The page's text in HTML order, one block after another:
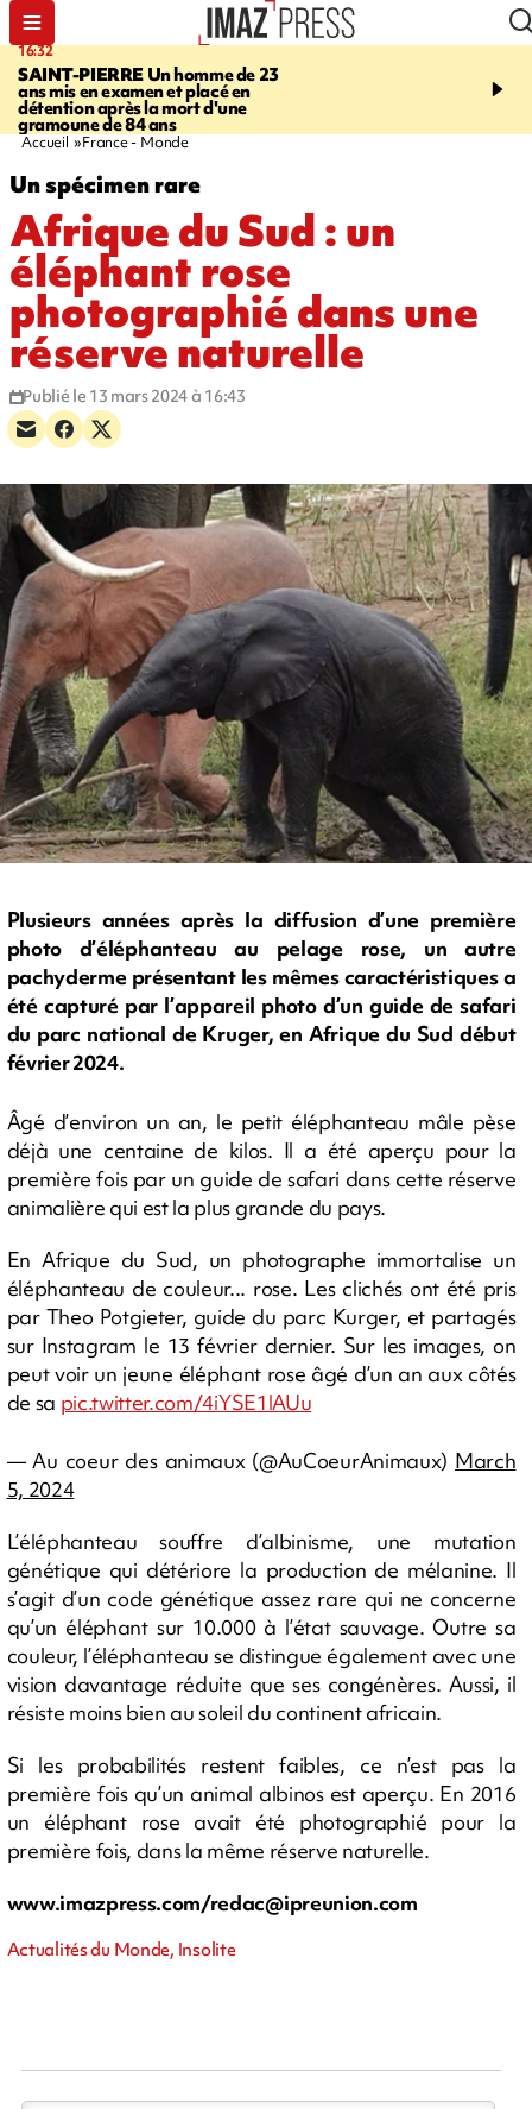
16:32
SAINT-PIERREUn homme de 23
ans mis en examen et placé en
détention après la mort d'une
gramoune de 84 ans
21:08
et Turquie scellent un
Accueil France - Monde
Un spécimen rare
Afrique du Sud : un
éléphant rose
photographié dans une
réserve naturelle
Publié le 13 mars 2024 à 16:43
Plusieurs années après la diffusion d’une première
photo d’éléphanteau au pelage rose, un autre
pachyderme présentant les mêmes caractéristiques a
été capturé par l’appareil photo d’un guide de safari
du parc national de Kruger, en Afrique du Sud début
février 2024.
Âgé d’environ un an, le petit éléphanteau mâle pèse
déjà une centaine de kilos. Il a été aperçu pour la
première fois par un guide de safari dans cette réserve
animalière qui est la plus grande du pays.
En Afrique du Sud, un photographe immortalise un
éléphanteau de couleur... rose. Les clichés ont été pris
par Theo Potgieter, guide du parc Kurger, et partagés
sur Instagram le 13 février dernier. Sur les images, on
peut voir un jeune éléphant rose âgé d’un an aux côtés
de sa pic.twitter.com/4iYSE1lAUu
— Au coeur des animaux (@AuCoeurAnimaux) March
5, 2024
L’éléphanteau souffre d’albinisme, une mutation
génétique qui détériore la production de mélanine. Il
s’agit d’un code génétique assez rare qui ne concerne
qu’un éléphant sur 10.000 à l’état sauvage. Outre sa
couleur, l’éléphanteau se distingue également avec une
vision davantage réduite que ses congénères. Aussi, il
résiste moins bien au soleil du continent africain.
Si les probabilités restent faibles, ce n’est pas la
première fois qu’un animal albinos est aperçu. En 2016
un éléphant rose avait été photographié pour la
première fois, dans la même réserve naturelle.
www.imazpress.com/redac@ipreunion.com
Actualités du Monde, Insolite